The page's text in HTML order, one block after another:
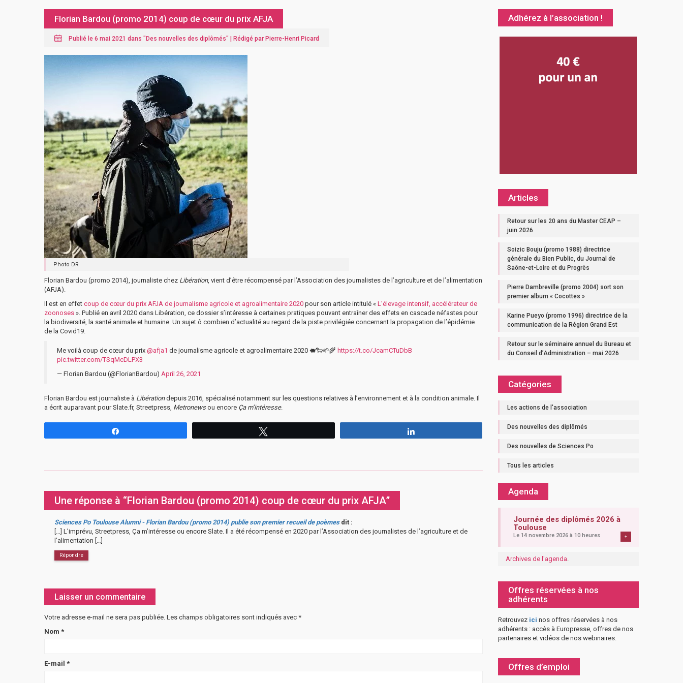
Florian Bardou (promo 2014) coup de cœur du prix AFJA
Publié le 6 mai 2021 dans "Des nouvelles des diplômés" | Rédigé par Pierre-Henri Picard
Photo DR
Florian Bardou (promo 2014), journaliste chez Libération, vient d’être récompensé par l’Association des journalistes de l’agriculture et de l’alimentation
(AFJA).
Il est en effet coup de cœur du prix AFJA de journalisme agricole et agroalimentaire 2020 pour son article intitulé « L’élevage intensif, accélérateur de
zoonoses ». Publié en avril 2020 dans Libération, ce dossier s’intéresse à certaines pratiques pouvant entraîner des effets en cascade néfastes pour
la biodiversité, la santé animale et humaine. Un sujet ô combien d’actualité au regard de la piste privilégiée concernant la propagation de l’épidémie
de la Covid19.
Me voilà coup de cœur du prix @afja1 de journalisme agricole et agroalimentaire 2020 🐖🐑🌱🌾 https://t.co/JcamCTuDbB
pic.twitter.com/TSqMcDLPX3
— Florian Bardou (@FlorianBardou) April 26, 2021
Florian Bardou est journaliste à Libérationdepuis 2016, spécialisé notamment sur les questions relatives à l’environnement et à la condition animale. Il
a écrit auparavant pour Slate.fr, Streetpress, Metronewsou encore Ça m’intéresse.
Une réponse à “Florian Bardou (promo 2014) coup de cœur du prix AFJA”
Sciences Po Toulouse Alumni - Florian Bardou (promo 2014) publie son premier recueil de poèmes dit :
[…] L’imprévu, Streetpress, Ça m’intéresse ou encore Slate. Il a été récompensé en 2020 par l’Association des journalistes de l’agriculture et de
l’alimentation […]
Répondre
Laisser un commentaire
Votre adresse e-mail ne sera pas publiée. Les champs obligatoires sont indiqués avec *
Nom *
E-mail *
Adhérez à l’association !
Articles
Retour sur les 20 ans du Master CEAP –
juin 2026
Soizic Bouju (promo 1988) directrice
générale du Bien Public, du Journal de
Saône-et-Loire et du Progrès
Pierre Dambreville (promo 2004) sort son
premier album « Cocottes »
Karine Pueyo (promo 1996) directrice de la
communication de la Région Grand Est
Retour sur le séminaire annuel du Bureau et
du Conseil d’Administration – mai 2026
Catégories
Les actions de l'association
Des nouvelles des diplômés
Des nouvelles de Sciences Po
Tous les articles
Agenda
Journée des diplômés 2026 à
Toulouse
Le 14 novembre 2026 à 10 heures +
Archives de l'agenda.
Offres réservées à nos
adhérents
Retrouvez ici nos offres réservées à nos
adhérents : accès à Europresse, offres de nos
partenaires et vidéos de nos webinaires.
Offres d’emploi